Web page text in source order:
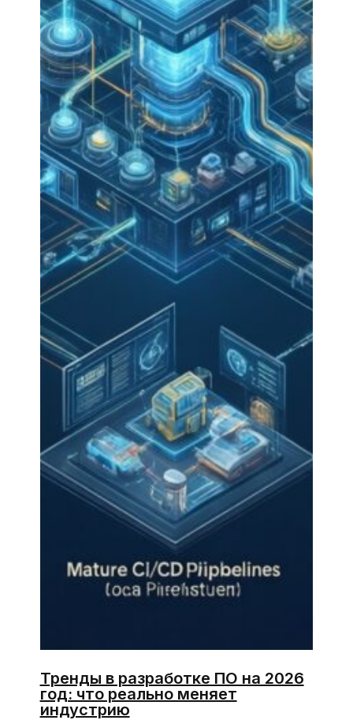
Тренды в разработке ПО на 2026
год: что реально меняет
индустрию